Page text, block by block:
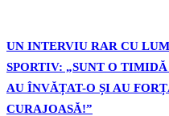
UN INTERVIU RAR CU
SPORTIV: „SUNT O
AU ÎNVĂȚAT-O ȘI AU
CURAJOASĂ!”